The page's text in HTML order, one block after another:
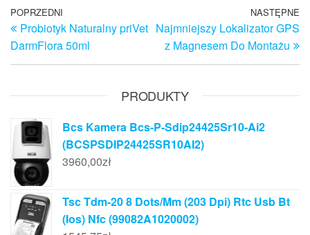
Nawigacja
wpisu
Poprzedni
wpis
POPRZEDNI
Probiotyk Naturalny priVet
DarmFlora 50ml
NASTĘPNE
Najmniejszy Lokalizator GPS
z Magnesem Do Montażu
PRODUKTY
Bcs Kamera Bcs-P-Sdip24425Sr10-Ai2
(BCSPSDIP24425SR10AI2)
3960,00zł
Tsc Tdm-20 8 Dots/Mm (203 Dpi) Rtc Usb Bt
(Ios) Nfc (99082A1020002)